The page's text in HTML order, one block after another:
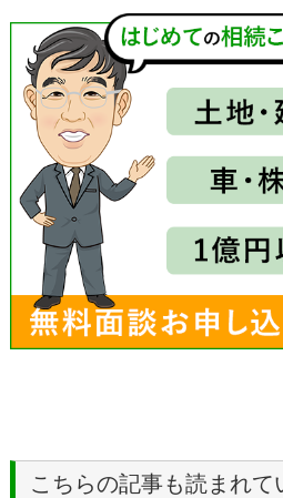
こちらの記事も読まれて